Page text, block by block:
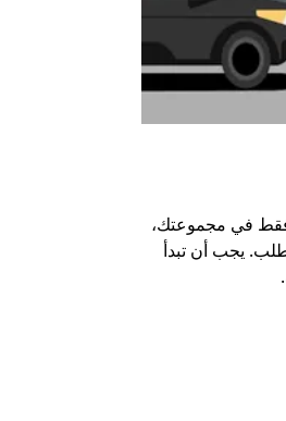
في مجموعتك،
عند الطلب. يجب أن تبدأ